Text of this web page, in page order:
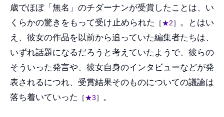
歳でほぼ「無名」のチダーナンが受賞したことは、い
くらかの驚きをもって受け止められた
［ ★2 ］ 。とはい
え、彼女の作品を以前から追っていた編集者たちは、
いずれ話題になるだろうと考えていたようで、彼らの
そういった発言や、彼女自身のインタビューなどが発
表されるにつれ、受賞結果そのものについての議論は
落ち着いていった
［ ★3 ］ 。